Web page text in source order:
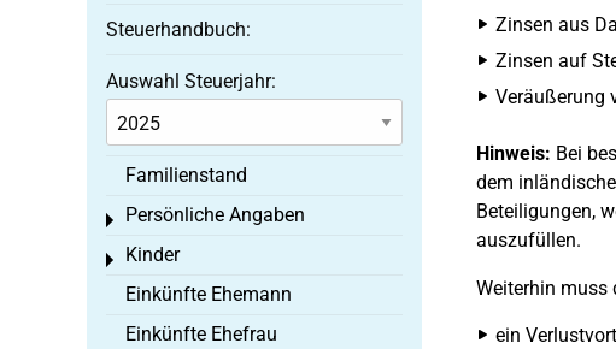
Zinsen aus
Zinsen auf
Veräußerung
Hinweis: Bei
dem
Beteiligungen,
auszufüllen.
Weiterhin muss
ein
Steuerhandbuch:
Auswahl Steuerjahr:
Familienstand
Persönliche Angaben
Toggle menu
Kinder
Toggle menu
Einkünfte Ehemann
Einkünfte Ehefrau